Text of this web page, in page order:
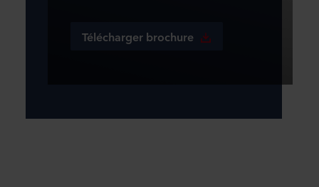
Télécharger brochure